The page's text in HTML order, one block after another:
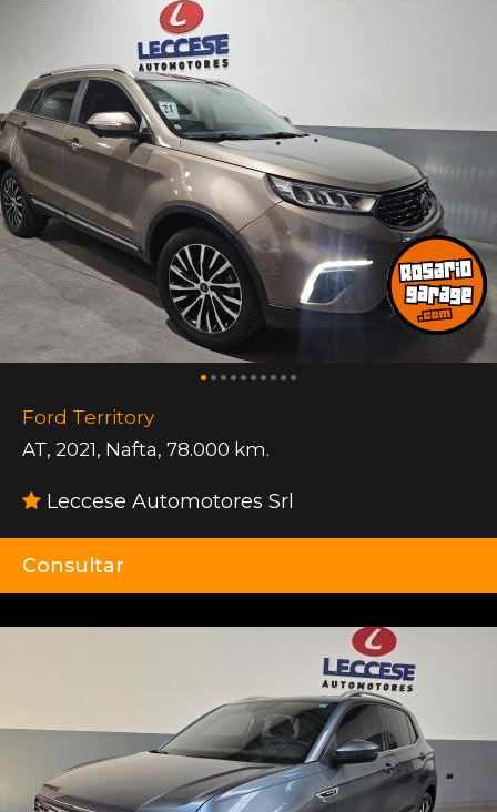
Ford Territory
AT, 2021, Nafta, 78.000 km.
Leccese Automotores Srl
Consultar